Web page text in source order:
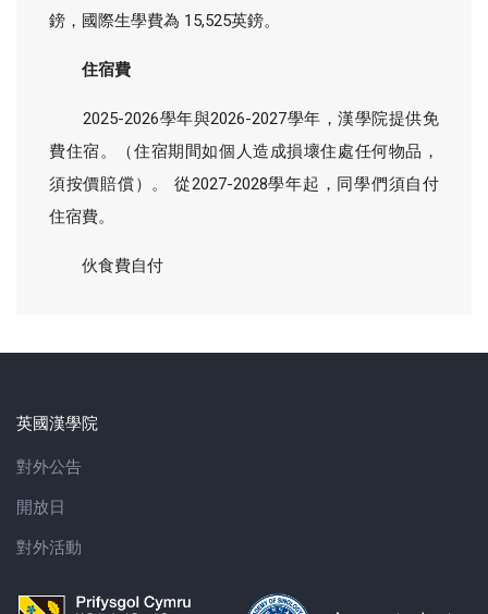
鎊，國際生學費為 15,525英鎊。
住宿費
2025-2026學年與2026-2027學年，漢學院提供免
費住宿。（住宿期間如個人造成損壞住處任何物品，
須按價賠償）。 從2027-2028學年起，同學們須自付
住宿費。
伙食費自付
英國漢學院
對外公告
開放日
對外活動